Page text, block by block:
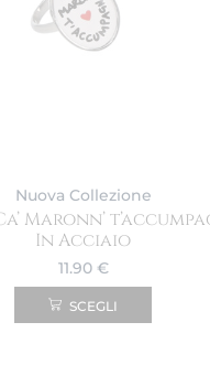
Nuova Collezione
Maronn’
In Acciaio
11.90 €
SCEGLI